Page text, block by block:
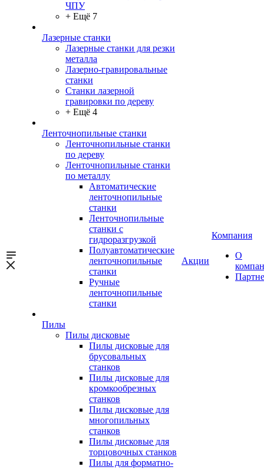
ЧПУ
+ Ещё 7
Лазерные станки
Лазерные станки для резки
металла
Лазерно-гравировальные
станки
Станки лазерной
гравировки по дереву
+ Ещё 4
Ленточнопильные станки
Ленточнопильные станки
по дереву
Ленточнопильные станки
по металлу
Автоматические
ленточнопильные
станки
Ленточнопильные
станки с
гидроразгрузкой
Полуавтоматические
ленточнопильные
станки
Ручные
ленточнопильные
станки
Пилы
Пилы дисковые
Пилы дисковые для
брусовальных
станков
Пилы дисковые для
кромкообрезных
станков
Пилы дисковые для
многопильных
станков
Пилы дисковые для
торцовочных станков
Пилы для форматно-
Акции
Компания
О